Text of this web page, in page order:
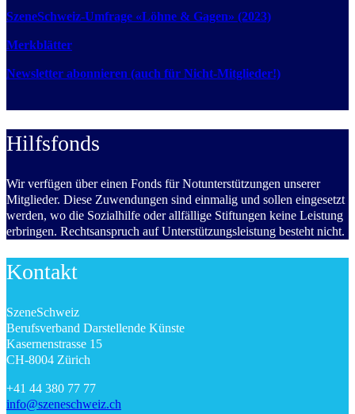
SzeneSchweiz-Umfrage «Löhne & Gagen» (2023)
Merkblätter
Newsletter abonnieren (auch für Nicht-Mitglieder!)
Hilfsfonds
Wir verfügen über einen Fonds für Notunterstützungen unserer
Mitglieder. Diese Zuwendungen sind einmalig und sollen eingesetzt
werden, wo die Sozialhilfe oder allfällige Stiftungen keine Leistung
erbringen. Rechtsanspruch auf Unterstützungsleistung besteht nicht.
Kontakt
SzeneSchweiz
Berufsverband Darstellende Künste
Kasernenstrasse 15
CH-8004 Zürich
+41 44 380 77 77
info@szeneschweiz.ch